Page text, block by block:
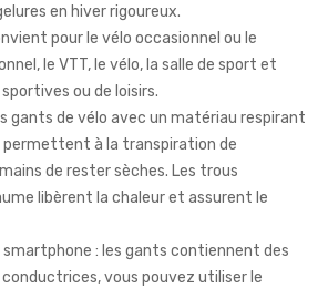
en hiver rigoureux.
pour le vélo occasionnel ou le
le VTT, le vélo, la salle de sport et
ou de loisirs.
gants de vélo avec un matériau respirant
à la transpiration de
de rester sèches. Les trous
libèrent la chaleur et assurent le
: les gants contiennent des
vous pouvez utiliser le